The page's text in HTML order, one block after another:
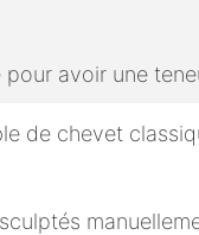
avoir une